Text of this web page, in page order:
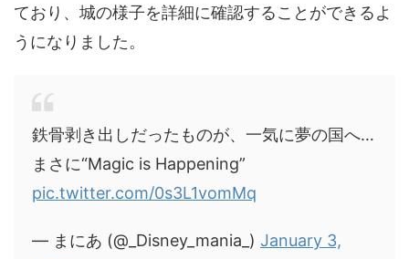
ており、城の様子を詳細に確認することができるよ
うになりました。
鉄骨剥き出しだったものが、一気に夢の国へ…
まさに“Magic is Happening”
pic.twitter.com/0s3L1vomMq
— まにあ (@_Disney_mania_) January 3,